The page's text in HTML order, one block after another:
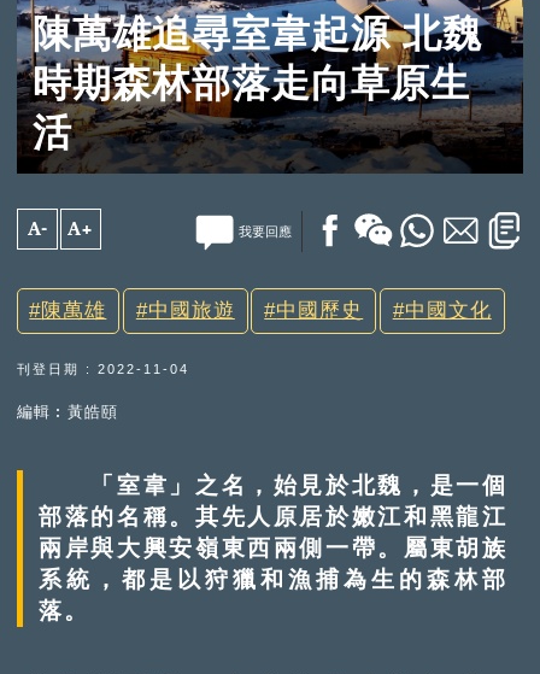
陳萬雄追尋室韋起源 北魏
時期森林部落走向草原生
活
A- A+ 我要回應
陳萬雄 中國旅遊 中國歷史 中國文化
刊登日期 : 2022-11-04
編輯︰黃皓頤
「室韋」之名，始見於北魏，是一個
部落的名稱。其先人原居於嫩江和黑龍江
兩岸與大興安嶺東西兩側一帶。屬東胡族
系統，都是以狩獵和漁捕為生的森林部
落。